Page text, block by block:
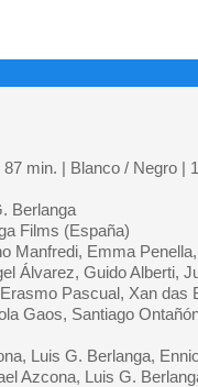
87 min. | Blanco / Negro |
Berlanga
Films (España)
Manfredi, Emma
Álvarez, Guido Alberti,
Pascual, Xan das
Gaos, Santiago
Luis G. Berlanga,
Azcona, Luis G.